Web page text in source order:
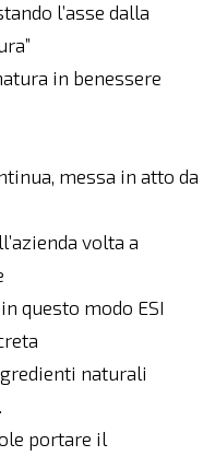
l’asse dalla
in benessere
messa in atto da
volta a
questo modo ESI
naturali
portare il